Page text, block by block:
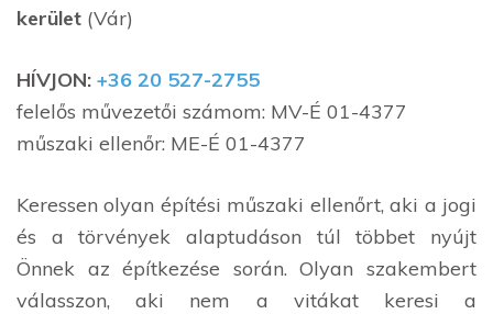
kerület (Vár)
HÍVJON: +36 20 527-2755
felelős művezetői számom: MV-É 01-4377
műszaki ellenőr: ME-É 01-4377
Keressen olyan építési műszaki ellenőrt, aki a jogi
és a törvények alaptudáson túl többet nyújt
Önnek az építkezése során. Olyan szakembert
válasszon, aki nem a vitákat keresi a